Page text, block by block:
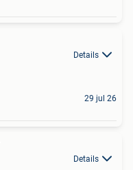
Details
29 jul 26
Details